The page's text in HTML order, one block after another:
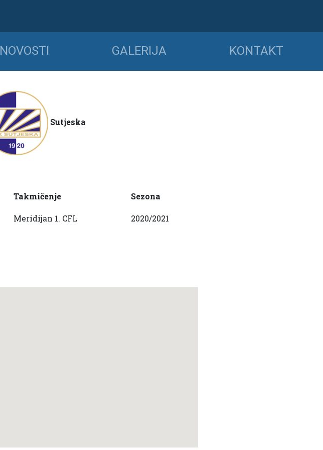
NOVOSTI GALERIJA KONTAKT
Sutjeska
Takmičenje Sezona
Meridijan 1. CFL 2020/2021